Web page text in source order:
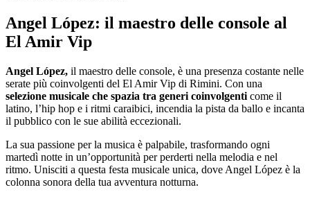
Angel López: il maestro delle console al
El Amir Vip
Angel López, il maestro delle console, è una presenza costante nelle
serate più coinvolgenti del El Amir Vip di Rimini. Con una
selezione musicale che spazia tra generi coinvolgenti come il
latino, l’hip hop e i ritmi caraibici, incendia la pista da ballo e incanta
il pubblico con le sue abilità eccezionali.
La sua passione per la musica è palpabile, trasformando ogni
martedì notte in un’opportunità per perderti nella melodia e nel
ritmo. Unisciti a questa festa musicale unica, dove Angel López è la
colonna sonora della tua avventura notturna.